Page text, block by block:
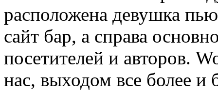
расположена девушка
сайт бар, а справа
посетителей и авторов.
нас, выходом все более и